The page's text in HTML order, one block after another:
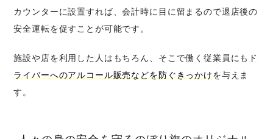
カウンターに設置すれば、会計時に目に留まるので退店後の
安全運転を促すことが可能です。
施設や店を利用した人はもちろん、そこで働く従業員にも ド
ライバーへのアルコール販売などを防ぐきっかけを与えま
す。